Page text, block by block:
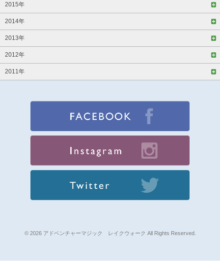
2015年
2014年
2013年
2012年
2011年
© 2026 アドベンチャーマジック レイクウォーク All Rights Reserved.